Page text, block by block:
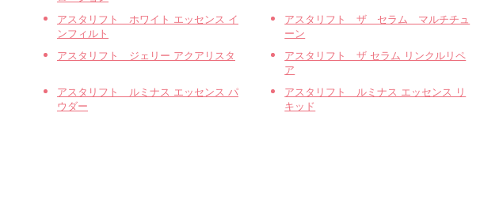
アスタリフト ホワイト エッセンス イ
ンフィルト
アスタリフト ザ セラム マルチチュ
ーン
アスタリフト ジェリー アクアリスタ
アスタリフト ザ セラム リンクルリペ
ア
アスタリフト ルミナス エッセンス パ
ウダー
アスタリフト ルミナス エッセンス リ
キッド